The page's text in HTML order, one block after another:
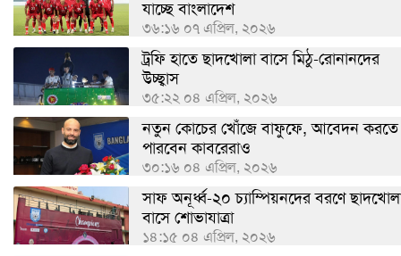
যাচ্ছে বাংলাদেশ
৩৬:১৬ ০৭ এপ্রিল, ২০২৬
ট্রফি হাতে ছাদখোলা বাসে মিঠু-রোনানদের
উচ্ছ্বাস
৩৫:২২ ০৪ এপ্রিল, ২০২৬
নতুন কোচের খোঁজে বাফুফে, আবেদন করতে
পারবেন কাবরেরাও
৩০:১৬ ০৪ এপ্রিল, ২০২৬
সাফ অনূর্ধ্ব-২০ চ্যাম্পিয়নদের বরণে
বাসে শোভাযাত্রা
১৪:১৫ ০৪ এপ্রিল, ২০২৬